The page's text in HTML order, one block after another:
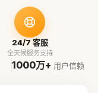
24/7 客服
全天候服务支持
1000万+ 用户信赖